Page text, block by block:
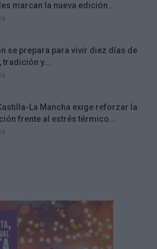
marcan la nueva edición...
se prepara para vivir diez días de
tradición y...
La Mancha exige reforzar la
frente al estrés térmico...